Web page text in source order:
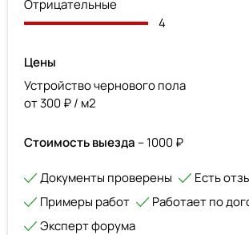
Отрицательные
4
Цены
Устройство чернового пола
от 300 ₽ / м2
Стоимость выезда – 1000 ₽
Документы проверены
Есть
Примеры работ
Работает по
Эксперт форума